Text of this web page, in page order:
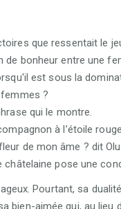
que ressentait le
bonheur entre une
est sous la
?
qui le montre.
à l’étoile
de mon âme ? dit
pose une
Pourtant, sa
bien-aimée qui, au